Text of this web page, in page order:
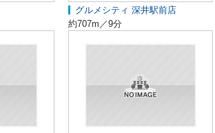
グルメシティ 深井駅前店
約707m／9分